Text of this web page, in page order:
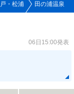
・松浦 田の浦温泉
06日15:00発表